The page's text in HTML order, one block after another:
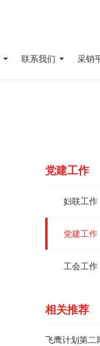
联系我们 采销
党建工作
妇联工作
党建工作
工会工作
相关推荐
飞鹰计划第二